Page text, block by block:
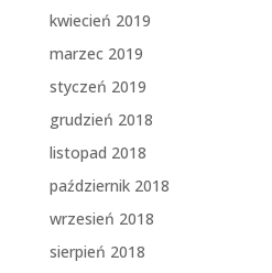
kwiecień 2019
marzec 2019
styczeń 2019
grudzień 2018
listopad 2018
październik 2018
wrzesień 2018
sierpień 2018